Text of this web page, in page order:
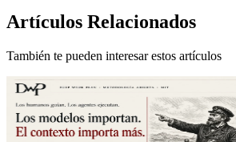
Artículos Relacionados
También te pueden interesar estos artículos